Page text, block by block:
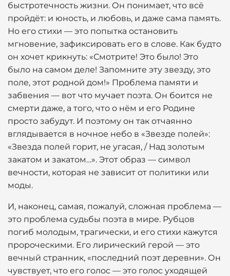
быстротечность жизни. Он понимает, что всё
пройдёт: и юность, и любовь, и даже сама память.
Но его стихи — это попытка остановить
мгновение, зафиксировать его в слове. Как будто
он хочет крикнуть: «Смотрите! Это было! Это
было на самом деле! Запомните эту звезду, это
поле, этот родной дом!» Проблема памяти и
забвения — вот что мучает поэта. Он боится не
смерти даже, а того, что о нём и его Родине
просто забудут. И поэтому он так отчаянно
вглядывается в ночное небо в «Звезде полей»:
«Звезда полей горит, не угасая, / Над золотым
закатом и закатом…». Этот образ — символ
вечности, которая не зависит от политики или
моды.
И, наконец, самая, пожалуй, сложная проблема —
это проблема судьбы поэта в мире. Рубцов
погиб молодым, трагически, и его стихи кажутся
пророческими. Его лирический герой — это
вечный странник, «последний поэт деревни». Он
чувствует, что его голос — это голос уходящей